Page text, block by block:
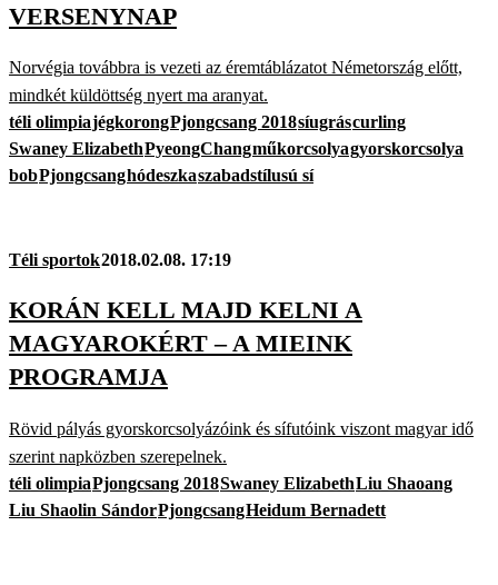
VERSENYNAP
Norvégia továbbra is vezeti az éremtáblázatot Németország előtt,
mindkét küldöttség nyert ma aranyat.
téli olimpiajégkorongPjongcsang 2018síugráscurling
Swaney ElizabethPyeongChangműkorcsolyagyorskorcsolya
bobPjongcsanghódeszkaszabadstílusú sí
Téli sportok2018.02.08. 17:19
KORÁN KELL MAJD KELNI A
MAGYAROKÉRT – A MIEINK
PROGRAMJA
Rövid pályás gyorskorcsolyázóink és sífutóink viszont magyar idő
szerint napközben szerepelnek.
téli olimpiaPjongcsang 2018Swaney ElizabethLiu Shaoang
Liu Shaolin SándorPjongcsangHeidum Bernadett